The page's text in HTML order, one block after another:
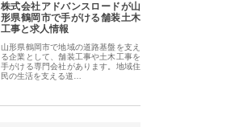
株式会社アドバンスロードが山
形県鶴岡市で手がける舗装土木
工事と求人情報
山形県鶴岡市で地域の道路基盤を支え
る企業として、舗装工事や土木工事を
手がける専門会社があります。地域住
民の生活を支える道…